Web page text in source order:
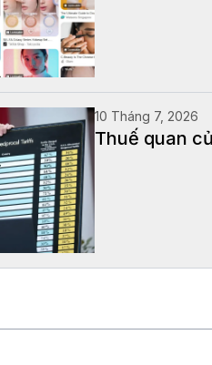
10 Tháng 7, 2026
Thuế quan